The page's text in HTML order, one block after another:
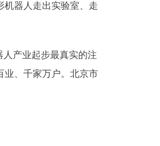
器人走出实验室、走
产业起步最真实的注
业、千家万户。北京市